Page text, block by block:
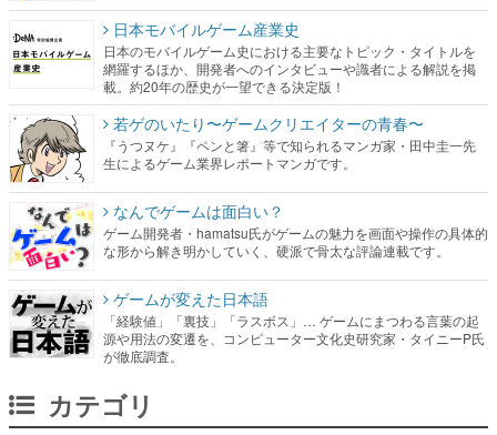
日本モバイルゲーム産業史
日本のモバイルゲーム史における主要なトピック・タイトルを
網羅するほか、開発者へのインタビューや識者による解説を掲
載。約20年の歴史が一望できる決定版！
若ゲのいたり〜ゲームクリエイターの青春〜
『うつヌケ』『ペンと箸』等で知られるマンガ家・田中圭一先
生によるゲーム業界レポートマンガです。
なんでゲームは面白い？
ゲーム開発者・hamatsu氏がゲームの魅力を画面や操作の具体的
な形から解き明かしていく、硬派で骨太な評論連載です。
ゲームが変えた日本語
「経験値」「裏技」「ラスボス」… ゲームにまつわる言葉の起
源や用法の変遷を、コンピューター文化史研究家・タイニーP氏
が徹底調査。
カテゴリ